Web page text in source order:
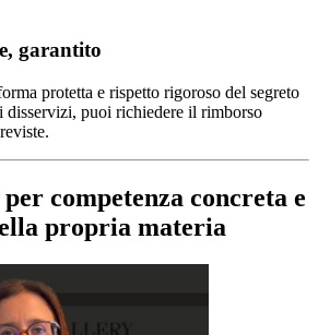
garantito
protetta e rispetto rigoroso del segreto
disservizi, puoi richiedere il rimborso
competenza concreta e
propria materia